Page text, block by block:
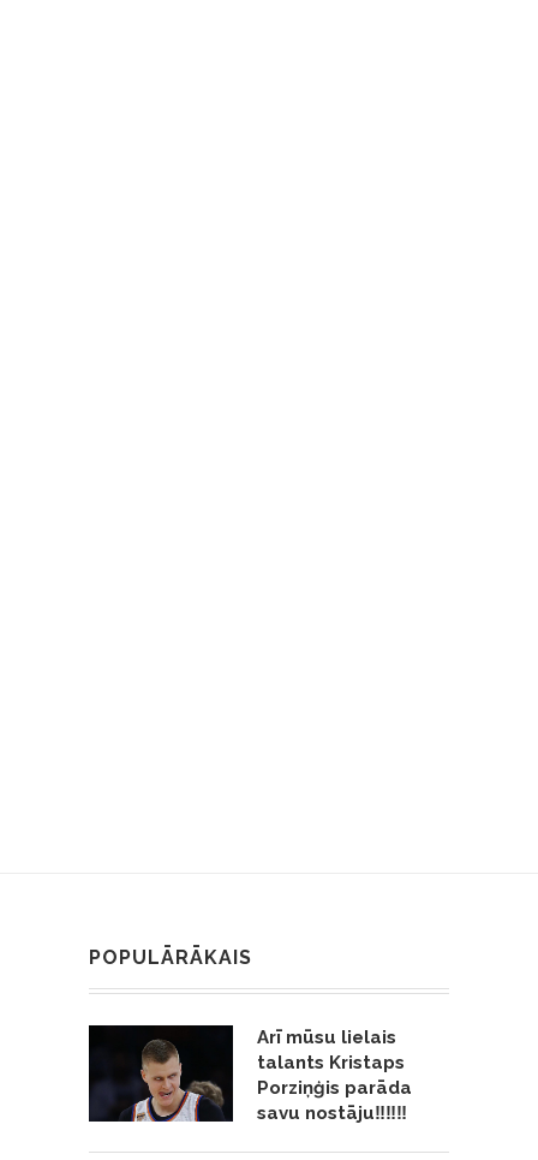
POPULĀRĀKAIS
Arī mūsu lielais
talants Kristaps
Porziņģis parāda
savu nostāju‼️‼️‼️